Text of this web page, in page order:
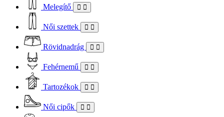
Melegítő
Női szettek
Rövidnadrág
Fehérnemű
Tartozékok
Női cipők